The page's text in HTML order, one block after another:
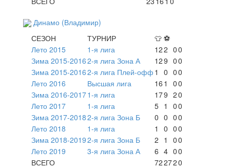
Динамо (Владимир)
СЕЗОН
ТУРНИР 👕 ⚽
Лето 2015
1-я лига 122 00
Зима 2015-20162-я лига Зона А 129 00
Зима 2015-20162-я лига Плей-офф 1 0 00
Лето 2016
Высшая лига 16 1 00
Зима 2016-20171-я лига 179 20
Лето 2017
1-я лига 5 1 00
Зима 2017-20182-я лига Зона Б 0 0 00
Лето 2018
1-я лига 1 0 00
Зима 2018-20192-я лига Зона Б 2 1 00
Лето 2019
3-я лига Зона А 6 4 00
ВСЕГО
722720